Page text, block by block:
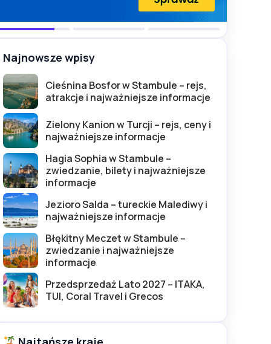
Najnowsze wpisy
Cieśnina Bosfor w Stambule – rejs,
atrakcje i najważniejsze informacje
Zielony Kanion w Turcji – rejs, ceny i
najważniejsze informacje
Hagia Sophia w Stambule –
zwiedzanie, bilety i najważniejsze
informacje
Jezioro Salda – tureckie Malediwy i
najważniejsze informacje
Błękitny Meczet w Stambule –
zwiedzanie i najważniejsze
informacje
Przedsprzedaż Lato 2027 – ITAKA,
TUI, Coral Travel i Grecos